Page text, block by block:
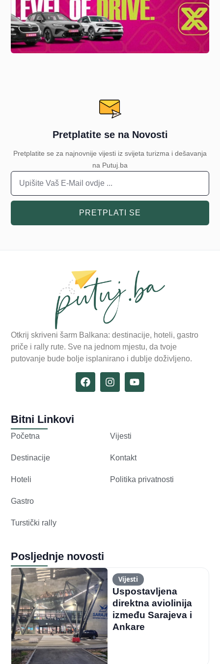
Pretplatite se na Novosti
Pretplatite se za najnovnije vijesti iz svijeta turizma i dešavanja
na Putuj.ba
PRETPLATI SE
Otkrij skriveni šarm Balkana: destinacije, hoteli, gastro
priče i rally rute. Sve na jednom mjestu, da tvoje
putovanje bude bolje isplanirano i dublje doživljeno.
Bitni Linkovi
Početna
Destinacije
Hoteli
Gastro
Turstički rally
Vijesti
Kontakt
Politika privatnosti
Posljednje novosti
Vijesti
Uspostavljena
direktna aviolinija
između Sarajeva i
Ankare